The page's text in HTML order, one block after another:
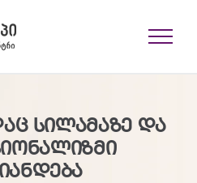
ᲡᲘᲚᲐᲛᲐᲖᲔ ᲓᲐ